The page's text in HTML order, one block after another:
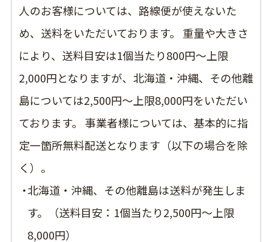
人のお客様については、路線便が使えないた
め、送料をいただいております。 重量や大きさ
により、送料目安は1個当たり800円〜上限
2,000円となりますが、北海道・沖縄、その他離
島については2,500円〜上限8,000円をいただい
ております。 事業者様については、基本的に指
定一箇所無料配送となります（以下の場合を除
く）。
北海道・沖縄、その他離島は送料が発生しま
す。（送料目安：1個当たり2,500円〜上限
8,000円）